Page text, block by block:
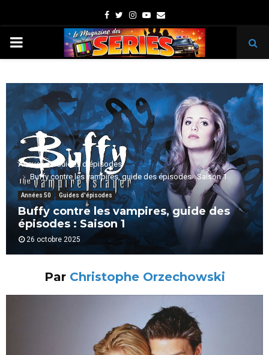
Facebook
TwitterInstagram
Youtube
Email
PRIMARY
Accueil
Guides d'épisodes
Buffy contre les vampires, guide des épisodes : Saison 1
Années 50 Guides d'épisodes
Buffy contre les vampires, guide des
épisodes : Saison 1
26 octobre 2025
Par Christophe Orzechowski